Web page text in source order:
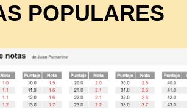
POPULARES